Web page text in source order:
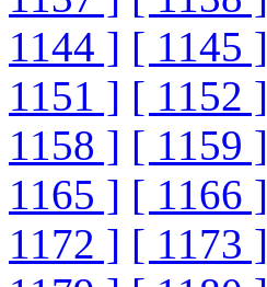
1144 ] [ 1145 ]
1151 ] [ 1152 ]
1158 ] [ 1159 ]
1165 ] [ 1166 ]
1172 ] [ 1173 ]